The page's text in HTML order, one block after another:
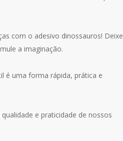
com o adesivo dinossauros! Deixe
a imaginação.
é uma forma rápida, prática e
e praticidade de nossos